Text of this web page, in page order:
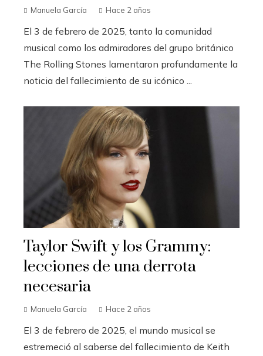
Manuela García Hace 2 años
El 3 de febrero de 2025, tanto la comunidad
musical como los admiradores del grupo británico
The Rolling Stones lamentaron profundamente la
noticia del fallecimiento de su icónico ...
Taylor Swift y los Grammy:
lecciones de una derrota
necesaria
Manuela García Hace 2 años
El 3 de febrero de 2025, el mundo musical se
estremeció al saberse del fallecimiento de Keith